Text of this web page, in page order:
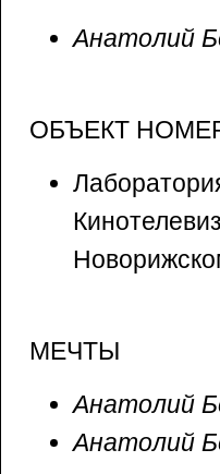
Анатолий
ОБЪЕКТ
МЕЧТЫ
Анатолий
Анатолий